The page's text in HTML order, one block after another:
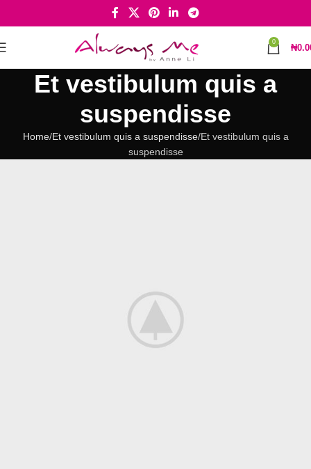
0
₦
Et vestibulum quis a
suspendisse
Home Et vestibulum quis a suspendisse Et vestibulum quis a
suspendisse